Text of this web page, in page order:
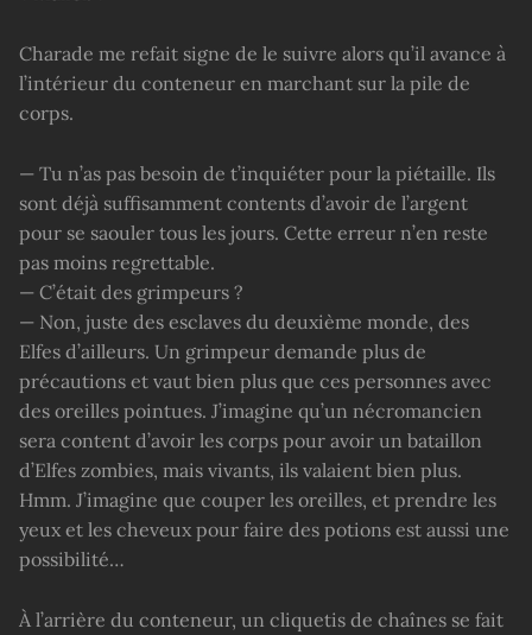
Charade me refait signe de le suivre alors qu’il avance à
l’intérieur du conteneur en marchant sur la pile de
corps.
— Tu n’as pas besoin de t’inquiéter pour la piétaille. Ils
sont déjà suffisamment contents d’avoir de l’argent
pour se saouler tous les jours. Cette erreur n’en reste
pas moins regrettable.
— C’était des grimpeurs ?
— Non, juste des esclaves du deuxième monde, des
Elfes d’ailleurs. Un grimpeur demande plus de
précautions et vaut bien plus que ces personnes avec
des oreilles pointues. J’imagine qu’un nécromancien
sera content d’avoir les corps pour avoir un bataillon
d’Elfes zombies, mais vivants, ils valaient bien plus.
Hmm. J’imagine que couper les oreilles, et prendre les
yeux et les cheveux pour faire des potions est aussi une
possibilité…
À l’arrière du conteneur, un cliquetis de chaînes se fait